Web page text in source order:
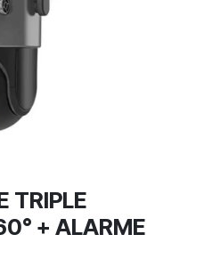
TRIPLE
+ ALARME